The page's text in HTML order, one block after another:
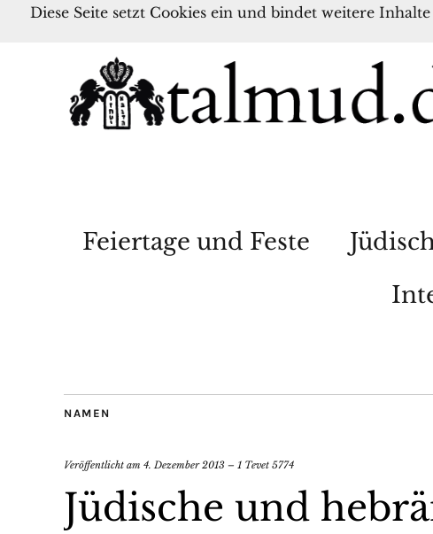
Feiertage und Feste
NAMEN
Veröffentlicht am 4. Dezember 2013 – 1 Tevet 5774
Jüdische und
Diese Seite setzt Cookies ein und bindet weitere